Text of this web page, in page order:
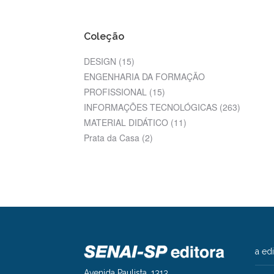
Coleção
DESIGN (15)
ENGENHARIA DA FORMAÇÃO
PROFISSIONAL (15)
INFORMAÇÕES TECNOLÓGICAS (263)
MATERIAL DIDÁTICO (11)
Prata da Casa (2)
a